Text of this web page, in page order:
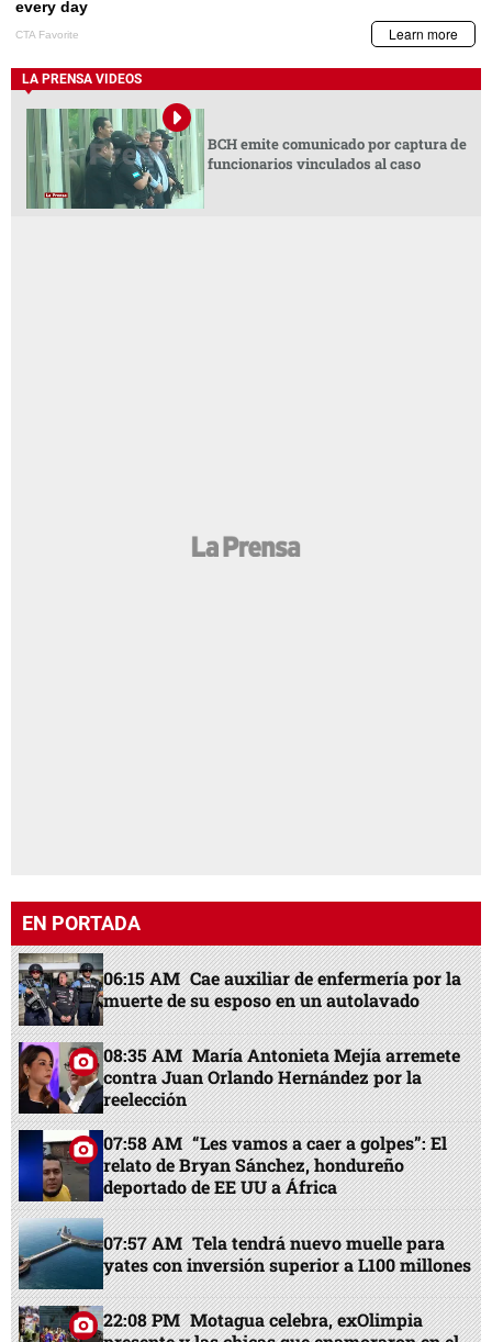
LA PRENSA VIDEOS
BCH emite comunicado por captura de
funcionarios vinculados al caso
EN PORTADA
06:15 AM Cae auxiliar de enfermería por la
muerte de su esposo en un autolavado
08:35 AM María Antonieta Mejía arremete
contra Juan Orlando Hernández por la
reelección
07:58 AM “Les vamos a caer a golpes”: El
relato de Bryan Sánchez, hondureño
deportado de EE UU a África
07:57 AM Tela tendrá nuevo muelle para
yates con inversión superior a L100 millones
22:08 PM Motagua celebra, exOlimpia